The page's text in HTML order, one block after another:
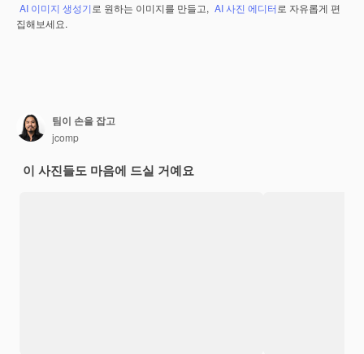
AI 이미지 생성기 로 원하는 이미지를 만들고, AI 사진 에디터 로 자유롭게 편
집해보세요.
팀이 손을 잡고
jcomp
이 사진들도 마음에 드실 거예요